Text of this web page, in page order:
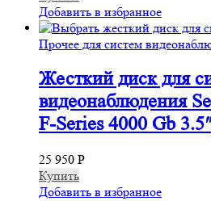
Добавить в избранное
Прочее для систем
Жесткий диск для
видеонаблюдения
F-Series 4000 Gb
25 950 Р
Купить
Добавить в избранное